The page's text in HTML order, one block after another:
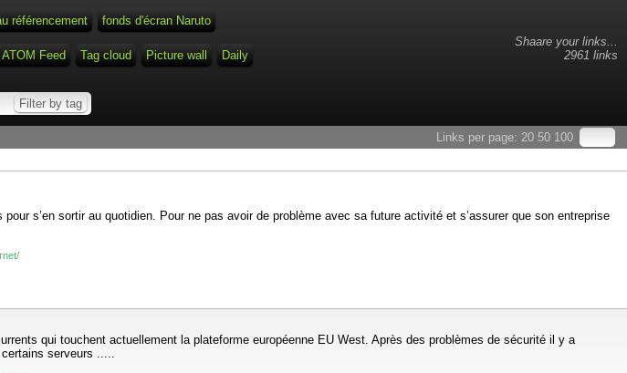
référencement
fonds d'écran Naruto
Shaare your links...
2961 links
ATOM Feed Tag cloud Picture wall Daily
Links per page: 20 50 100
s’en sortir au quotidien. Pour ne pas avoir de problème avec sa future activité et s’assurer que son entreprise
qui touchent actuellement la plateforme européenne EU West. Après des problèmes de sécurité il y a
serveurs .....